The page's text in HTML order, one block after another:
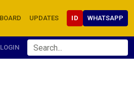
UPDATES ID WHATSAPP
LOGIN